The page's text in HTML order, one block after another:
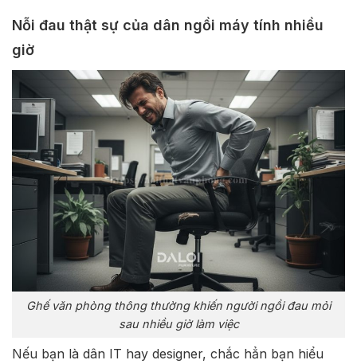
Nỗi đau thật sự của dân ngồi máy tính nhiều
giờ
Ghế văn phòng thông thường khiến người ngồi đau mỏi
sau nhiều giờ làm việc
Nếu bạn là dân IT hay designer, chắc hẳn bạn hiểu